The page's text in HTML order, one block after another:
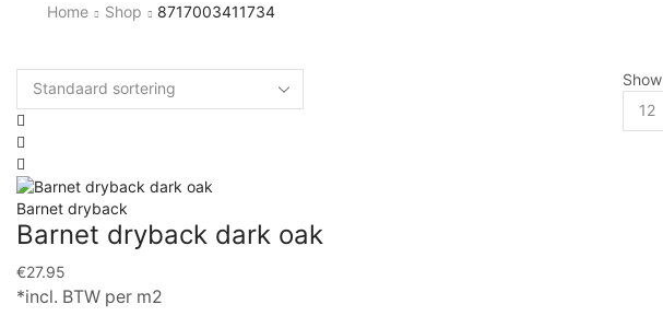
Home Shop 8717003411734
Show
Barnet dryback
Barnet dryback dark oak
€27.95
*incl. BTW per m2